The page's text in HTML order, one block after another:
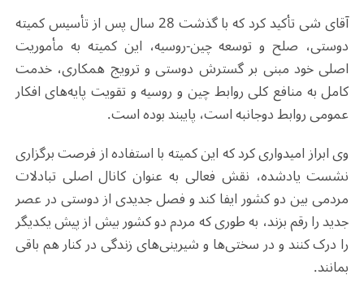
آقای شی تأکید کرد که با گذشت 28 سال پس از تأسیس کمیته
دوستی، صلح و توسعه چین-روسیه، این کمیته به مأموریت
اصلی خود مبنی بر گسترش دوستی و ترویج همکاری، خدمت
کامل به منافع کلی روابط چین و روسیه و تقویت پایه‌های افکار
عمومی روابط دوجانبه است، پایبند بوده است.
وی ابراز امیدواری کرد که این کمیته با استفاده از فرصت برگزاری
نشست یادشده، نقش فعالی به عنوان کانال اصلی تبادلات
مردمی بین دو کشور ایفا کند و فصل جدیدی از دوستی در عصر
جدید را رقم بزند، به طوری که مردم دو کشور بیش از پیش یکدیگر
را درک کنند و در سختی‌ها و شیرینی‌های زندگی در کنار هم باقی
بمانند.